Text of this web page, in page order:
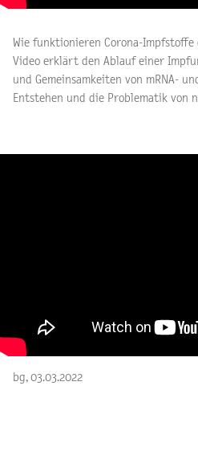
Wie funktionieren Corona-Impfstoffe
Video erklärt den Ablauf einer
und Gemeinsamkeiten von mRNA-
Entstehen und die Problematik von
bg, 03.03.2022